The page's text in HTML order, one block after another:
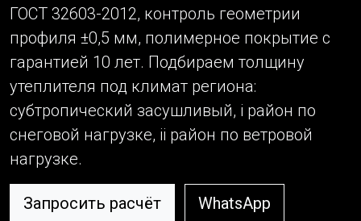
ГОСТ 32603-2012, контроль геометрии
профиля ±0,5 мм, полимерное покрытие с
гарантией 10 лет. Подбираем толщину
утеплителя под климат региона:
субтропический засушливый, i район по
снеговой нагрузке, ii район по ветровой
нагрузке.
Запросить расчёт WhatsApp